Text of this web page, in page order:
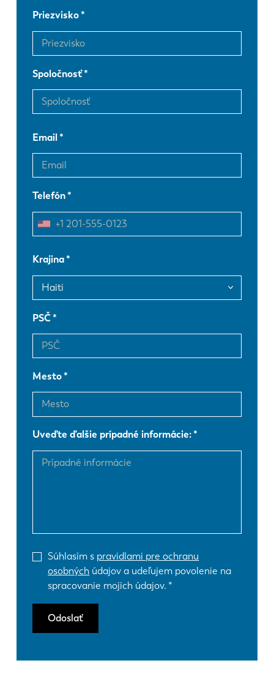
Priezvisko
Spoločnosť
Email
Telefón
Krajina
PSČ
Mesto
Uveďte ďalšie prípadné informácie:
Súhlasím s pravidlami pre ochranu
osobných údajov a udeľujem povolenie na
spracovanie mojich údajov.
Odoslať
EN NL
FR EN-US
DE
ES PT-PT
PL SK
KO CN